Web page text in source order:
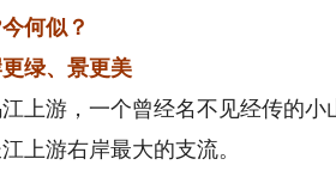
何似？
绿、景更美
游，一个曾经名不见经传的小
游右岸最大的支流。